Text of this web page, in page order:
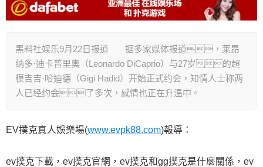
黑料社娱乐9月22日报道 据多家媒体报道，莱昂
纳多·迪卡普里奥（Leonardo DiCaprio）与27岁的超
模吉吉·哈迪德（Gigi Hadid）开始正式约会，知情人士称两
人已经约会了多次，感情也正在升温中。
EV撲克真人娛樂場(www.evpk88.com)報導：
ev撲克下載，ev撲克官網，ev撲克和gg撲克是什麼關係，ev